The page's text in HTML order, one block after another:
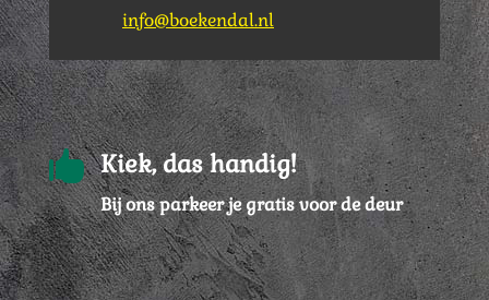
info@boekendal.nl
 Kiek, das handig!
Bij ons parkeer je gratis voor de deur